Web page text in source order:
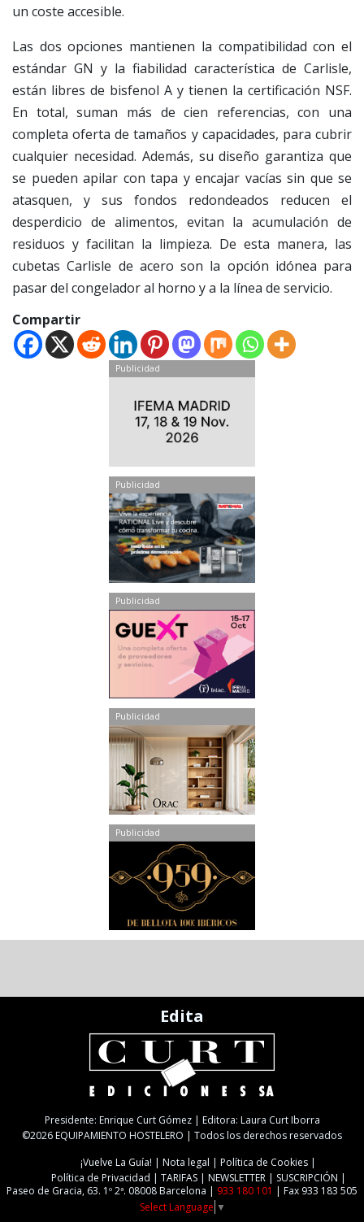
un coste accesible.
Las dos opciones mantienen la compatibilidad con el
estándar GN y la fiabilidad característica de Carlisle,
están libres de bisfenol A y tienen la certificación NSF.
En total, suman más de cien referencias, con una
completa oferta de tamaños y capacidades, para cubrir
cualquier necesidad. Además, su diseño garantiza que
se pueden apilar con tapa y encajar vacías sin que se
atasquen, y sus fondos redondeados reducen el
desperdicio de alimentos, evitan la acumulación de
residuos y facilitan la limpieza. De esta manera, las
cubetas Carlisle de acero son la opción idónea para
pasar del congelador al horno y a la línea de servicio.
Compartir
Publicidad
Publicidad
Publicidad
Publicidad
Publicidad
Edita
Presidente: Enrique Curt Gómez | Editora: Laura Curt Iborra
©2026 EQUIPAMIENTO HOSTELERO | Todos los derechos reservados
¡Vuelve La Guía!
Nota legal
Política de Cookies
Política de Privacidad
TARIFAS NEWSLETTER
SUSCRIPCIÓN
Paseo de Gracia, 63. 1º 2ª. 08008 Barcelona | 933 180 101 | Fax 933 183 505
Select Language ▼